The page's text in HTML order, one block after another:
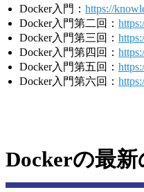
Docker入門： https://
Docker入門第二回：
Docker入門第三回：
Docker入門第四回：
Docker入門第五回：
Docker入門第六回：
Dockerの最新